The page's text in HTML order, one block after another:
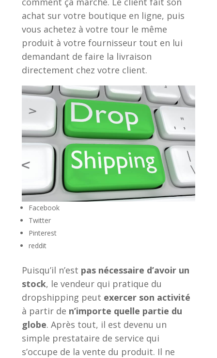
achat sur votre boutique en ligne, puis
vous achetez à votre tour le même
produit à votre fournisseur tout en lui
demandant de faire la livraison
directement chez votre client.
Facebook
Twitter
Pinterest
reddit
Puisqu’il n’est pas nécessaire d’avoir un
stock, le vendeur qui pratique du
dropshipping peut exercer son activité
à partir de n’importe quelle partie du
globe. Après tout, il est devenu un
simple prestataire de service qui
s’occupe de la vente du produit. Il ne